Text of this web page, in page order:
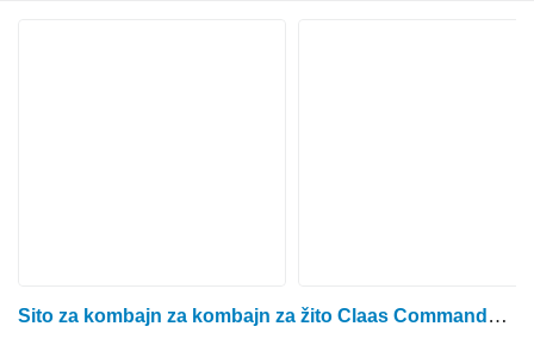
Sito za kombajn za kombajn za žito Claas Commandor 116 CS